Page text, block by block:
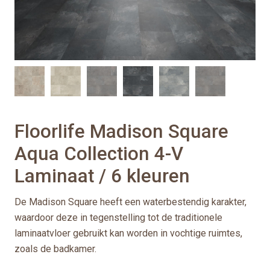
Floorlife Madison Square
Aqua Collection 4-V
Laminaat / 6 kleuren
De Madison Square heeft een waterbestendig karakter,
waardoor deze in tegenstelling tot de traditionele
laminaatvloer gebruikt kan worden in vochtige ruimtes,
zoals de badkamer.